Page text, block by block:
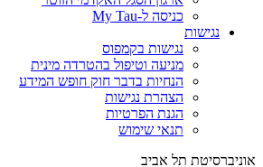
כניסה ל-My Tau
נגישות
נגישות בקמפוס
מניעה וטיפול בהטרדה מינית
הנחיות בדבר חוק חופש המידע
הצהרת נגישות
הגנת הפרטיות
תנאי שימוש
אוניברסיטת תל אביב